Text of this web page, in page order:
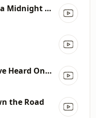
It Came Upon a Midnight Clear
Angels We Have Heard On High (feat. Kevin MacLeod)
the Road